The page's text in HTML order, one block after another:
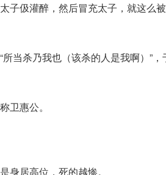
子伋灌醉，然后冒充太子，就这么
当杀乃我也（该杀的人是我啊）”，
卫惠公。
身居高位，死的越惨。